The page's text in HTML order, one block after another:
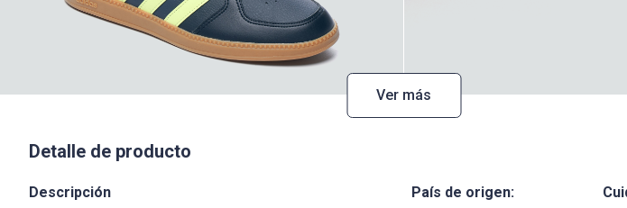
Ver más
Detalle de producto
Descripción País de origen: